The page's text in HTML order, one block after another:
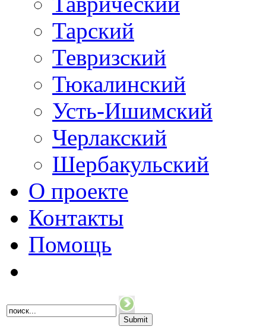
Тарский
Тевризский
Тюкалинский
Усть-Ишимский
Черлакский
Шербакульский
О проекте
Контакты
Помощь